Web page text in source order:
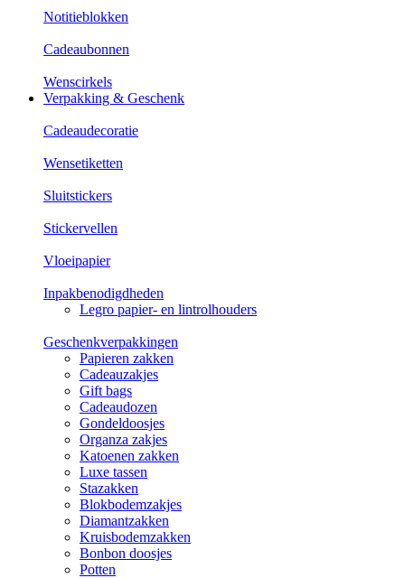
Notitieblokken
Cadeaubonnen
Wenscirkels
Verpakking & Geschenk
Cadeaudecoratie
Wensetiketten
Sluitstickers
Stickervellen
Vloeipapier
Inpakbenodigdheden
Legro papier- en lintrolhouders
Geschenkverpakkingen
Papieren zakken
Cadeauzakjes
Gift bags
Cadeaudozen
Gondeldoosjes
Organza zakjes
Katoenen zakken
Luxe tassen
Stazakken
Blokbodemzakjes
Diamantzakken
Kruisbodemzakken
Bonbon doosjes
Potten